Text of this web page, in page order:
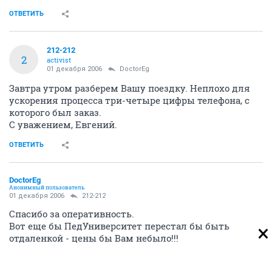
ОТВЕТИТЬ
2
212-212
activist
01 декабря 2006 DoctorEg
Завтра утром разберем Вашу поездку. Неплохо для
ускорения процесса три-четыре цифры телефона, с
которого был заказ.
С уважением, Евгений.
ОТВЕТИТЬ
DoctorEg
Анонимный пользователь
01 декабря 2006 212-212
Спасибо за оперативность.
Вот еще бы ПедУниверситет перестал бы быть
отдаленкой - цены бы Вам небыло!!!